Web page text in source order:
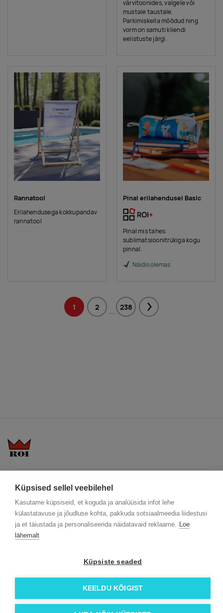
Küpsised sellel veebilehel
Kasutame küpsiseid, et koguda ja analüüsida infot lehe
külastatavuse ja jõudluse kohta, pakkuda sotsiaalmeedia liidestusi
ja et täiustada ja personaliseerida näidatavaid reklaame. Loe
lähemalt
Küpsiste seaded
KEELDU KÕIGIST
värvitoonides, valgele või
mustale taustale.
Parkimiskella mõõdud ning
vorm on samuti kliendi
eelistuste järgi.
Rannatool
Erilahendusega kokkupandav
rannatool
Pinal erilahendusel Basic
Pinal mis tahes
sublimatsioonitrükiga kogu
pinnal.
Näidis olemas
1 2 ... 238 Next
Trükitehnikad
Meist lähemalt
ÖKO reklaamkingitused
Facebook
Instagram
© 2026 Roi OÜ | Kõik õigused on kaitstud.